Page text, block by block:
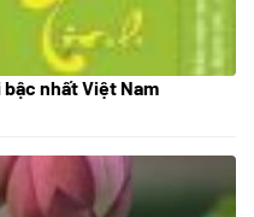
nhất Việt Nam